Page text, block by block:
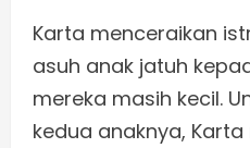
Karta menceraikan
asuh anak jatuh
mereka masih kecil.
kedua anaknya,